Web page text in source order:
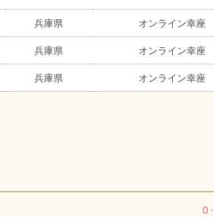
兵庫県 オンライン幸座
兵庫県 オンライン幸座
兵庫県 オンライン幸座
0 -